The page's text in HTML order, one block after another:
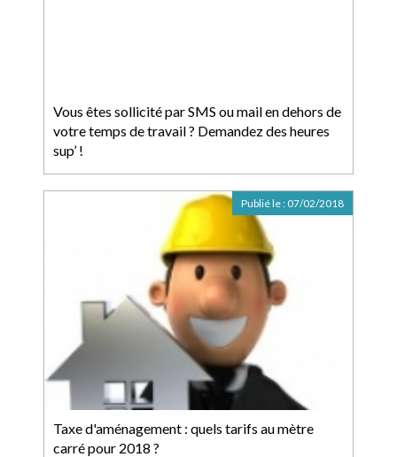
Vous êtes sollicité par SMS ou mail en dehors de
votre temps de travail ? Demandez des heures
sup’ !
Taxe d'aménagement : quels tarifs au mètre
carré pour 2018 ?
Publié le : 07/02/2018